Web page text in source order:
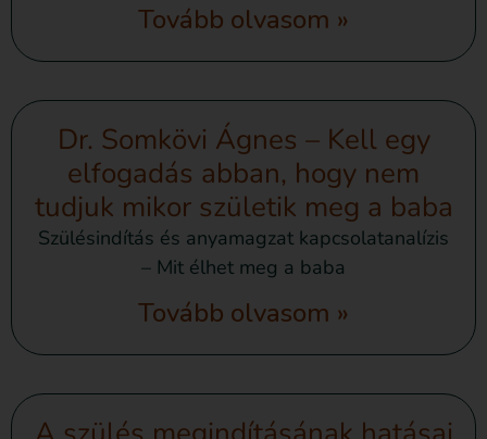
Tovább olvasom »
Dr. Somkövi Ágnes – Kell egy
elfogadás abban, hogy nem
tudjuk mikor születik meg a baba
Szülésindítás és anyamagzat kapcsolatanalízis
– Mit élhet meg a baba
Tovább olvasom »